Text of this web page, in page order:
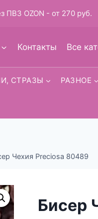
Контакты Все
СТРАЗЫ РАЗНОЕ
Чехия Preciosa 80489
Бисер
ПВЗ OZON - от 270 руб.